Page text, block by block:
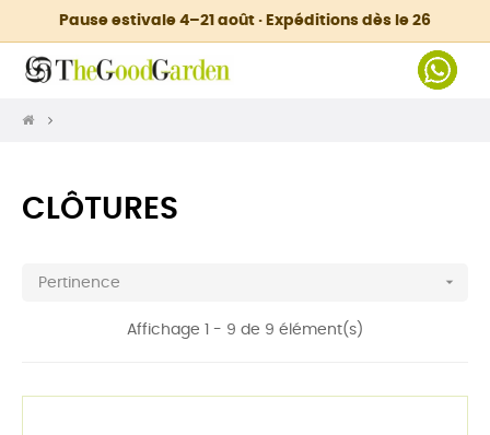
Pause estivale 4–21 août · Expéditions dès le 26
CLÔTURES
Pertinence 
Affichage 1 - 9 de 9 élément(s)